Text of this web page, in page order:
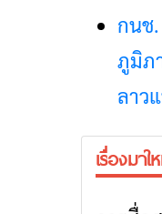
กนช
ภูมิภ
ลาว
เรื่องมาใ